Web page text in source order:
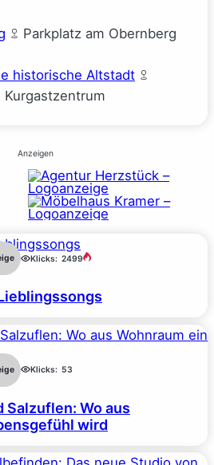
Parkplatz am Obernberg
historische Altstadt
Kurgastzentrum
Anzeigen
Klicks: 2499
Klicks: 53
Salzuflen: Wo aus
wird